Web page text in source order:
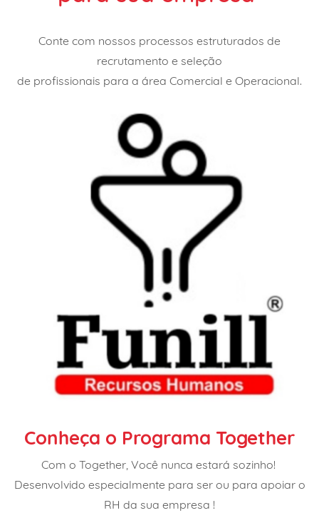
Conte com nossos processos estruturados de
recrutamento e seleção
de profissionais para a área Comercial e Operacional.
Conheça o Programa Together
Com o Together, Você nunca estará sozinho!
Desenvolvido especialmente para ser ou para apoiar o
RH da sua empresa !